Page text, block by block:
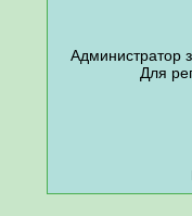
Администратор
Для